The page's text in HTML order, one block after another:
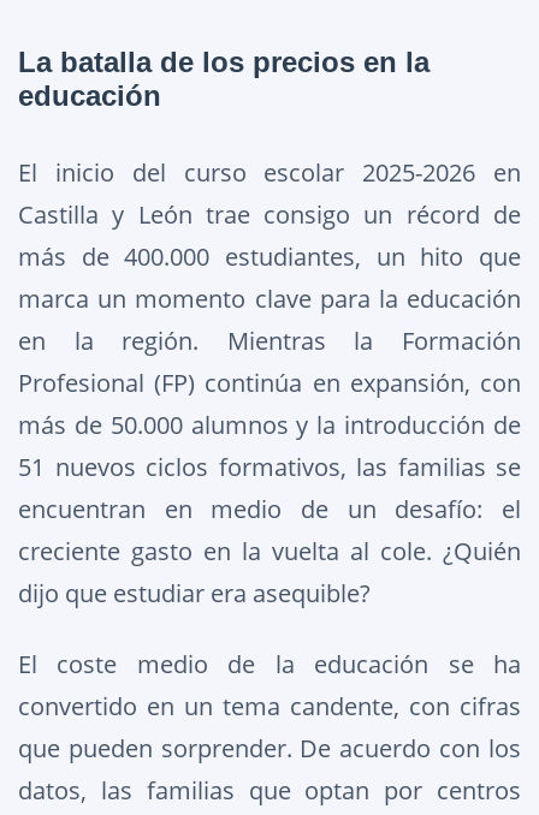
La batalla de los precios en la
educación
El inicio del curso escolar 2025-2026 en
Castilla y León trae consigo un récord de
más de 400.000 estudiantes, un hito que
marca un momento clave para la educación
en la región. Mientras la Formación
Profesional (FP) continúa en expansión, con
más de 50.000 alumnos y la introducción de
51 nuevos ciclos formativos, las familias se
encuentran en medio de un desafío: el
creciente gasto en la vuelta al cole. ¿Quién
dijo que estudiar era asequible?
El coste medio de la educación se ha
convertido en un tema candente, con cifras
que pueden sorprender. De acuerdo con los
datos, las familias que optan por centros